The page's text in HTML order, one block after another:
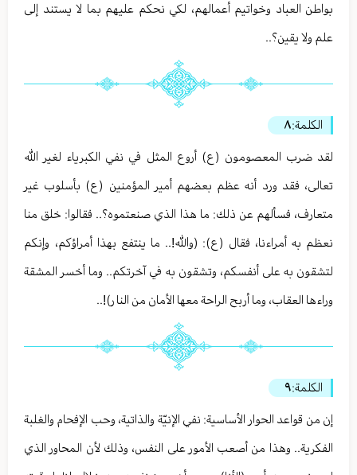
بواطن العباد وخواتيم أعمالهم، لكي نحكم عليهم بما لا يستند إلى
علم ولا يقين؟..
الكلمة:٨
لقد ضرب المعصومون (ع) أروع المثل في نفي الكبرياء لغير الله
تعالى، فقد ورد أنه عظم بعضهم أمير المؤمنين (ع) بأسلوب غير
متعارف، فسألهم عن ذلك: ما هذا الذي صنعتموه؟.. فقالوا: خلق منا
نعظم به أمراءنا، فقال (ع): (والله!.. ما ينتفع بهذا أمراؤكم، وإنكم
لتشقون به على أنفسكم، وتشقون به في آخرتكم.. وما أخسر المشقة
وراءها العقاب، وما أربح الراحة معها الأمان من النار)!..
الكلمة:٩
إن من قواعد الحوار الأساسية: نفي الإنيّة والذاتية، وحب الإفحام والغلبة
الفكرية.. وهذا من أصعب الأمور على النفس، وذلك لأن المحاور الذي